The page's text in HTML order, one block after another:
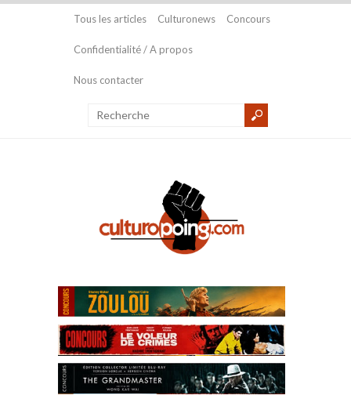
Tous les articles Culturonews Concours
Confidentialité / A propos
Nous contacter